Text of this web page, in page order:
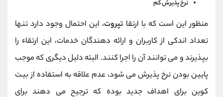
نرخ پذیرش کم
منظور این است که با ارتقا تپروت، این احتمال وجود دارد تنها
تعداد اندکی از کاربران و ارائه دهندگان خدمات، این ارتقاء را
بپذیرند و می توانند آن را اجرا کنند. البته دلیل دیگری که موجب
پایین بودن نرخ پذیرش می شود، عدم علاقه به استفاده از بیت
کوین برای اهداف جدید بوده که ترجیح می دهند برای